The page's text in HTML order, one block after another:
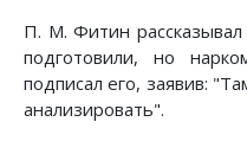
П. М. Фитин
подготовили, но
подписал его, заявив:
анализировать".